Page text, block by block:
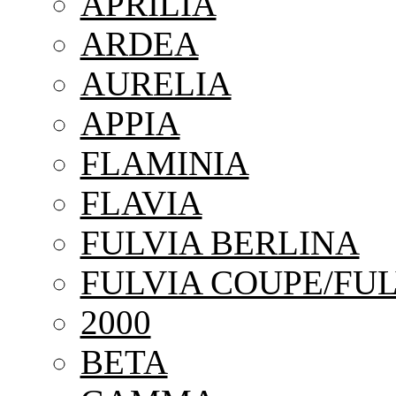
ARDEA
AURELIA
APPIA
FLAMINIA
FLAVIA
FULVIA BERLINA
FULVIA COUPE/
2000
BETA